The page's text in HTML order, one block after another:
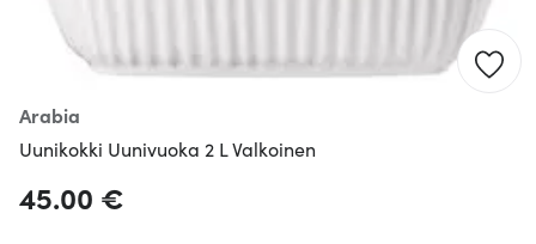
Arabia
Uunikokki Uunivuoka 2 L Valkoinen
45.00 €